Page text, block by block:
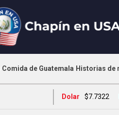
Comida de Guatemala Historias de
Dolar $7.7322